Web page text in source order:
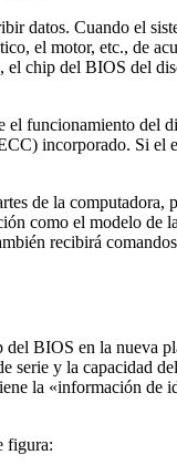
datos. Cuando el
el motor, etc., de
chip del BIOS del
funcionamiento del
incorporado. Si
de la
como el modelo de
recibirá
BIOS en la
y la capacidad
la «información
figura: